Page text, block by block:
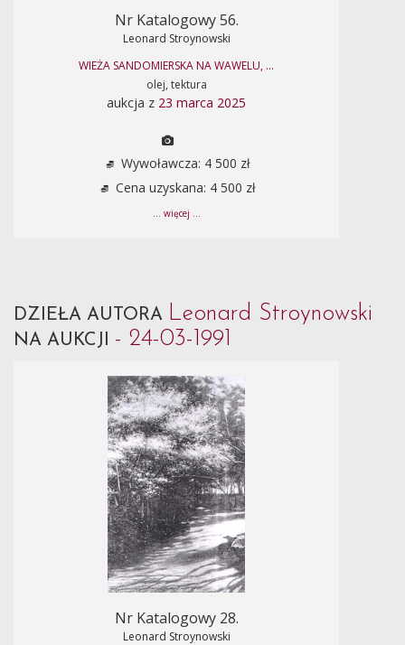
Nr Katalogowy 56.
Leonard Stroynowski
WIEŻA SANDOMIERSKA NA WAWELU, ...
olej, tektura
aukcja z 23 marca 2025
Wywoławcza: 4 500 zł
Cena uzyskana: 4 500 zł
... więcej ...
DZIEŁA AUTORA Leonard Stroynowski
NA AUKCJI - 24-03-1991
Nr Katalogowy 28.
Leonard Stroynowski